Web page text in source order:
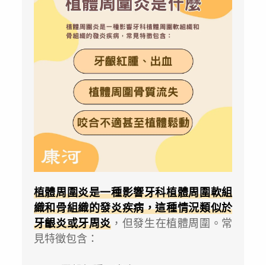
植體周圍炎是一種影響牙科植體周圍軟組
織和骨組織的發炎疾病，這種情況類似於
牙齦炎或牙周炎 ，但發生在植體周圍。常
見特徵包含：